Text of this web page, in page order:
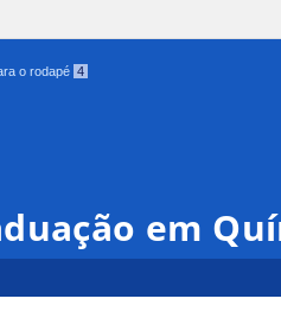
o rodapé 4
em